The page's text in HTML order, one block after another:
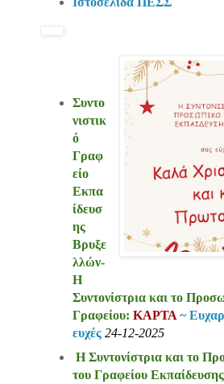
Συντο
νιστικ
ό
Γραφ
είο
Εκπα
ίδευσ
ης
Βρυξε
λλών-
Η
Συντονίστρια και το
Γραφείου: ΚΑΡΤΑ~
ευχές 24-12-2025
Η Συντονίστρια και το
του Γραφείου Εκπαίδευσης